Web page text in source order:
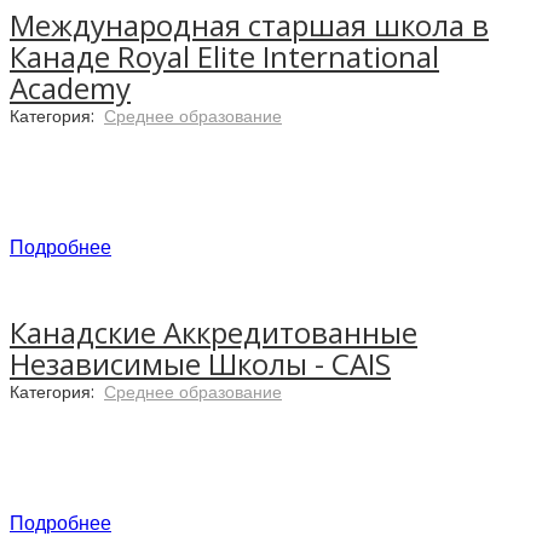
Международная старшая школа в
Канаде Royal Elite International
Academy
Категория: Среднее образование
водопада.
Подробнее
Канадские Аккредитованные
Независимые Школы - CAIS
Категория: Среднее образование
Подробнее